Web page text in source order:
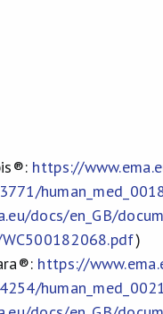
®: https://
docs/en_GB/
)
®: https://